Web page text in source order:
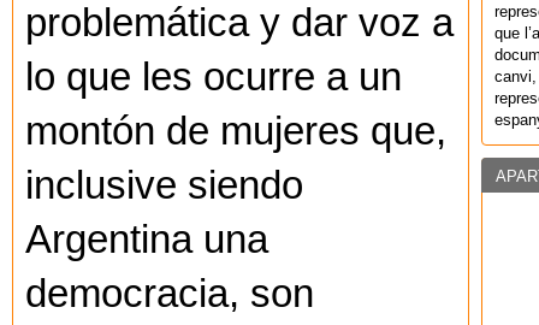
problemática y dar voz a
lo que les ocurre a un
montón de mujeres que,
inclusive siendo
Argentina una
democracia, son
que
canvi,